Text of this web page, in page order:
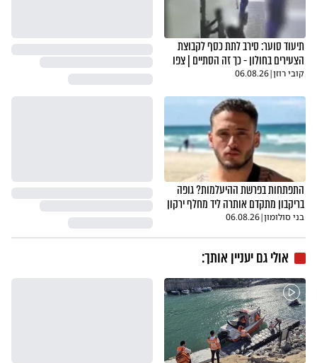
תיעוד סוער: סירב לתת כסף לקבוצת
הצעירים בחולון - כך זה הסתיים | צפו
קובי רוזן|
06.08.26
התפתחות בפרשת ההיעלמות? גופה
בריקבון מתקדם אותרה ליד מחלף ירקון
בני סולומון|
06.08.26
אולי גם יעניין אותך: